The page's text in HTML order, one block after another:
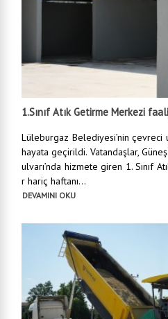
1.Sınıf Atık Getirme Merkezi
Lüleburgaz Belediyesi’nin çevreci
hayata geçirildi. Vatandaşlar,
ulvarı’nda hizmete giren 1. Sınıf
r hariç haftanı...
DEVAMINI OKU